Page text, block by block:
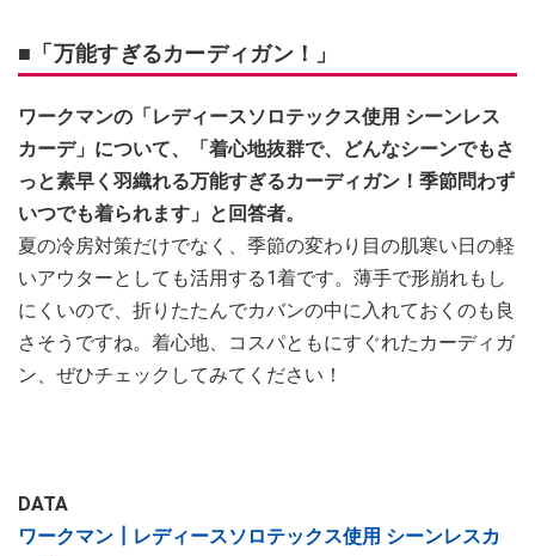
■「万能すぎるカーディガン！」
ワークマンの「レディースソロテックス使用 シーンレス
カーデ」について、「着心地抜群で、どんなシーンでもさ
っと素早く羽織れる万能すぎるカーディガン！季節問わず
いつでも着られます」と回答者。
夏の冷房対策だけでなく、季節の変わり目の肌寒い日の軽
いアウターとしても活用する1着です。薄手で形崩れもし
にくいので、折りたたんでカバンの中に入れておくのも良
さそうですね。着心地、コスパともにすぐれたカーディガ
ン、ぜひチェックしてみてください！
DATA
ワークマン┃レディースソロテックス使用 シーンレスカ